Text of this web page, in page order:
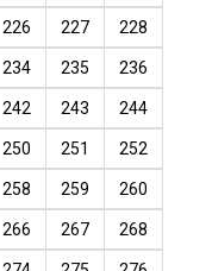
226 227 228
234 235 236
242 243 244
250 251 252
258 259 260
266 267 268